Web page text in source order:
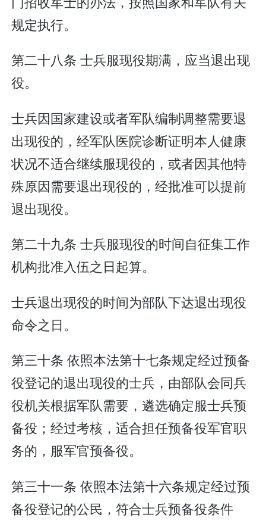
规定执行。
第二十八条 士兵服现役期满，应当退出现
役。
士兵因国家建设或者军队编制调整需要退
出现役的，经军队医院诊断证明本人健康
状况不适合继续服现役的，或者因其他特
殊原因需要退出现役的，经批准可以提前
退出现役。
第二十九条 士兵服现役的时间自征集工作
机构批准入伍之日起算。
士兵退出现役的时间为部队下达退出现役
命令之日。
第三十条 依照本法第十七条规定经过预备
役登记的退出现役的士兵，由部队会同兵
役机关根据军队需要，遴选确定服士兵预
备役；经过考核，适合担任预备役军官职
务的，服军官预备役。
第三十一条 依照本法第十六条规定经过预
备役登记的公民，符合士兵预备役条件